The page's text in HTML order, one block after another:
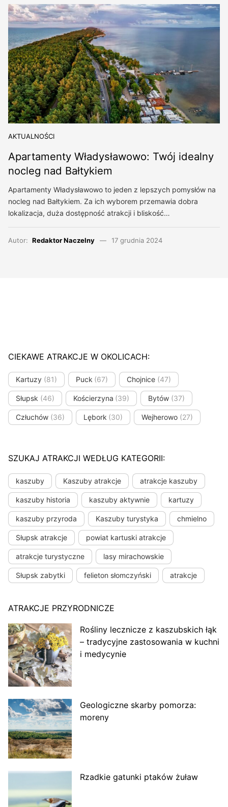
AKTUALNOŚCI
Apartamenty Władysławowo: Twój idealny
nocleg nad Bałtykiem
Apartamenty Władysławowo to jeden z lepszych pomysłów na
nocleg nad Bałtykiem. Za ich wyborem przemawia dobra
lokalizacja, duża dostępność atrakcji i bliskość…
Autor: Redaktor Naczelny 17 grudnia 2024
CIEKAWE ATRAKCJE W OKOLICACH:
Kartuzy (81) Puck (67) Chojnice (47)
Słupsk (46) Kościerzyna (39) Bytów (37)
Człuchów (36) Lębork (30) Wejherowo (27)
SZUKAJ ATRAKCJI WEDŁUG KATEGORII:
kaszuby Kaszuby atrakcje atrakcje kaszuby
kaszuby historia kaszuby aktywnie kartuzy
kaszuby przyroda Kaszuby turystyka chmielno
Słupsk atrakcje powiat kartuski atrakcje
atrakcje turystyczne lasy mirachowskie
Słupsk zabytki felieton słomczyński atrakcje
ATRAKCJE PRZYRODNICZE
Rośliny lecznicze z kaszubskich łąk
– tradycyjne zastosowania w kuchni
i medycynie
Geologiczne skarby pomorza:
moreny
Rzadkie gatunki ptaków żuław